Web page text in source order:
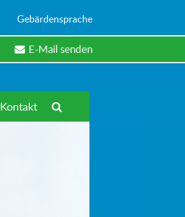
Gebärdensprache
E-Mail senden
Kontakt